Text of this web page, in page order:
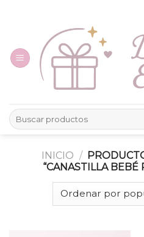
Buscar
por:
INICIO /
“CANASTILLA BEBÉ